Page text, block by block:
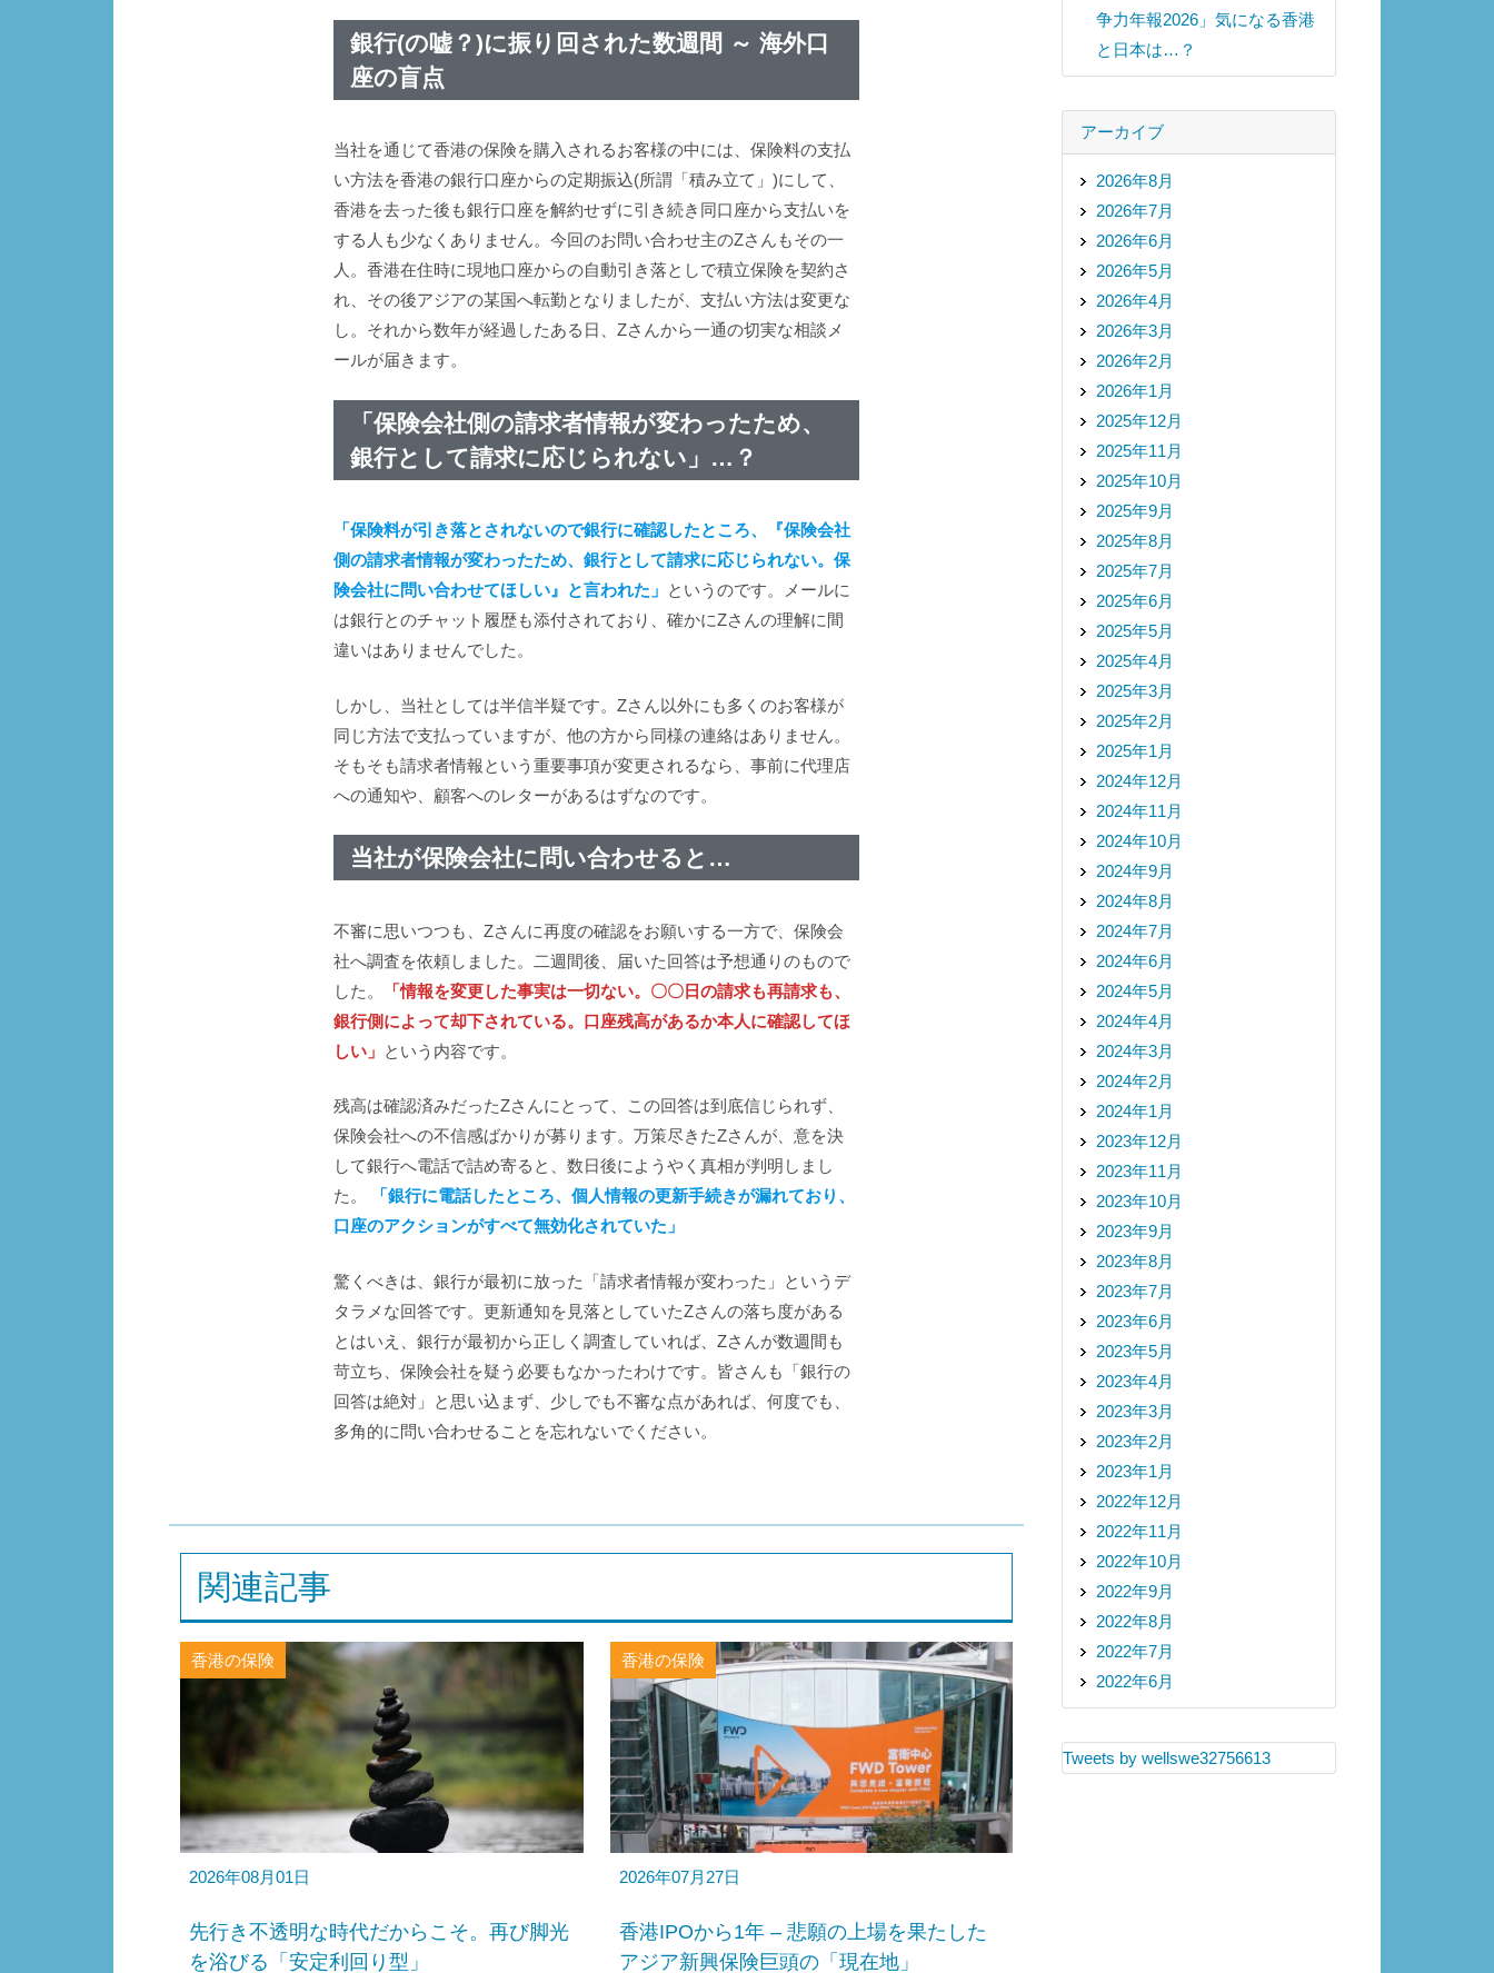
銀行(の嘘？)に振り回された数週間 ～ 海外口
座の盲点
当社を通じて香港の保険を購入されるお客様の中には、保険料の支払
い方法を香港の銀行口座からの定期振込(所謂「積み立て」)にして、
香港を去った後も銀行口座を解約せずに引き続き同口座から支払いを
する人も少なくありません。今回のお問い合わせ主のZさんもその一
人。香港在住時に現地口座からの自動引き落としで積立保険を契約さ
れ、その後アジアの某国へ転勤となりましたが、支払い方法は変更な
し。それから数年が経過したある日、Zさんから一通の切実な相談メ
ールが届きます。
「保険会社側の請求者情報が変わったため、
銀行として請求に応じられない」…？
「保険料が引き落とされないので銀行に確認したところ、『保険会社
側の請求者情報が変わったため、銀行として請求に応じられない。保
険会社に問い合わせてほしい』と言われた」 というのです。メールに
は銀行とのチャット履歴も添付されており、確かにZさんの理解に間
違いはありませんでした。
しかし、当社としては半信半疑です。Zさん以外にも多くのお客様が
同じ方法で支払っていますが、他の方から同様の連絡はありません。
そもそも請求者情報という重要事項が変更されるなら、事前に代理店
への通知や、顧客へのレターがあるはずなのです。
当社が保険会社に問い合わせると…
不審に思いつつも、Zさんに再度の確認をお願いする一方で、保険会
社へ調査を依頼しました。二週間後、届いた回答は予想通りのもので
した。
「情報を変更した事実は一切ない。〇〇日の請求も再請求も、
銀行側によって却下されている。口座残高があるか本人に確認してほ
しい」 という内容です。
残高は確認済みだったZさんにとって、この回答は到底信じられず、
保険会社への不信感ばかりが募ります。万策尽きたZさんが、意を決
して銀行へ電話で詰め寄ると、数日後にようやく真相が判明しまし
た。
「銀行に電話したところ、個人情報の更新手続きが漏れており、
口座のアクションがすべて無効化されていた」
驚くべきは、銀行が最初に放った「請求者情報が変わった」というデ
タラメな回答です。更新通知を見落としていたZさんの落ち度がある
とはいえ、銀行が最初から正しく調査していれば、Zさんが数週間も
苛立ち、保険会社を疑う必要もなかったわけです。皆さんも「銀行の
回答は絶対」と思い込まず、少しでも不審な点があれば、何度でも、
多角的に問い合わせることを忘れないでください。
関連記事
香港の保険
2026年08月01日
先行き不透明な時代だからこそ。再び脚光
を浴びる「安定利回り型」
香港の保険
2026年07月27日
香港IPOから1年 – 悲願の上場を果たした
アジア新興保険巨頭の「現在地」
争力年報2026」気になる香港
と日本は…？
アーカイブ
2026年8月
2026年7月
2026年6月
2026年5月
2026年4月
2026年3月
2026年2月
2026年1月
2025年12月
2025年11月
2025年10月
2025年9月
2025年8月
2025年7月
2025年6月
2025年5月
2025年4月
2025年3月
2025年2月
2025年1月
2024年12月
2024年11月
2024年10月
2024年9月
2024年8月
2024年7月
2024年6月
2024年5月
2024年4月
2024年3月
2024年2月
2024年1月
2023年12月
2023年11月
2023年10月
2023年9月
2023年8月
2023年7月
2023年6月
2023年5月
2023年4月
2023年3月
2023年2月
2023年1月
2022年12月
2022年11月
2022年10月
2022年9月
2022年8月
2022年7月
2022年6月
Tweets by wellswe32756613